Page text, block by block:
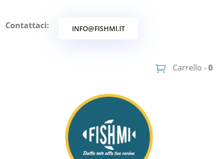
Contattaci: INFO@FISHMI.IT
Carrello -0